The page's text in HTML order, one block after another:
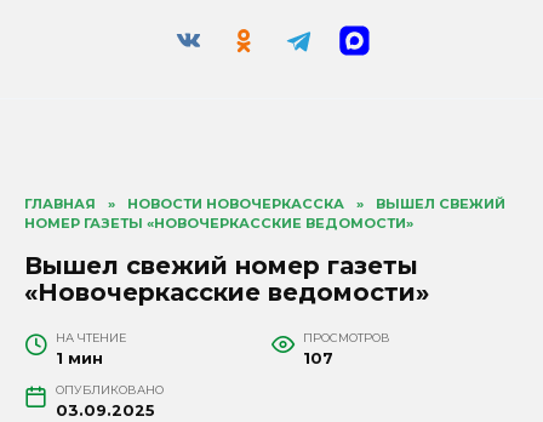
ГЛАВНАЯ » НОВОСТИ НОВОЧЕРКАССКА »
ВЫШЕЛ СВЕЖИЙ
НОМЕР ГАЗЕТЫ «НОВОЧЕРКАССКИЕ ВЕДОМОСТИ»
Вышел свежий номер газеты
«Новочеркасские ведомости»
НА ЧТЕНИЕ
1 мин
ПРОСМОТРОВ
107
ОПУБЛИКОВАНО
03.09.2025